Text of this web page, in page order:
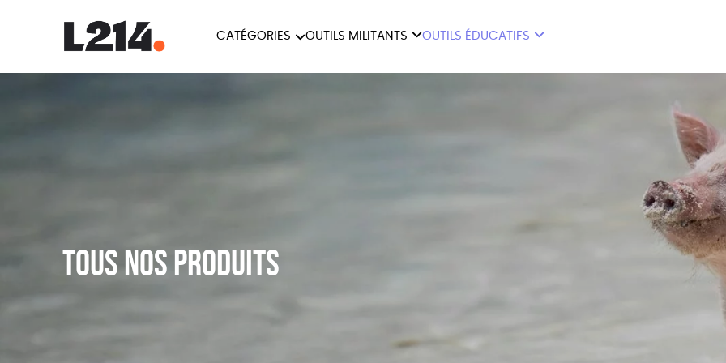
CATÉGORIES OUTILS MILITANTS OUTILS ÉDUCATIFS
Tous nos produits